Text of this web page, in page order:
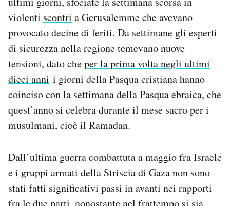
violenti scontri a Gerusalemme che avevano
provocato decine di feriti. Da settimane gli esperti
di sicurezza nella regione temevano nuove
tensioni, dato cheper la prima volta negli ultimi
dieci anni i giorni della Pasqua cristiana hanno
coinciso con la settimana della Pasqua ebraica, che
quest’anno si celebra durante il mese sacro per i
musulmani, cioè il Ramadan.
Dall’ultima guerra combattuta a maggio fra Israele
e i gruppi armati della Striscia di Gaza non sono
stati fatti significativi passi in avanti nei rapporti
fra le due parti, nonostante nel frattempo si sia